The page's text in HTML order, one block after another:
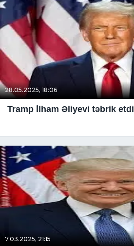
28.05.2025, 18:06
Tramp İlham Əliyevi təbrik etdi
7.03.2025, 21:15